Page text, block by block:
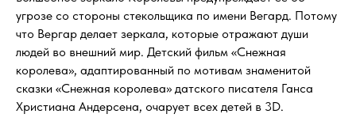
угрозе со стороны стекольщика по имени Вегард. Потому
что Вергар делает зеркала, которые отражают души
людей во внешний мир. Детский фильм «Снежная
королева», адаптированный по мотивам знаменитой
сказки «Снежная королева» датского писателя Ганса
Христиана Андерсена, очарует всех детей в 3D.
*Тестовый урок проводится только для
индивидуального формата обучения.
Оставьте заявку, мы свяжемся с вами в
течение 20 минут и договоримся о времени
проведения тестового занятия.